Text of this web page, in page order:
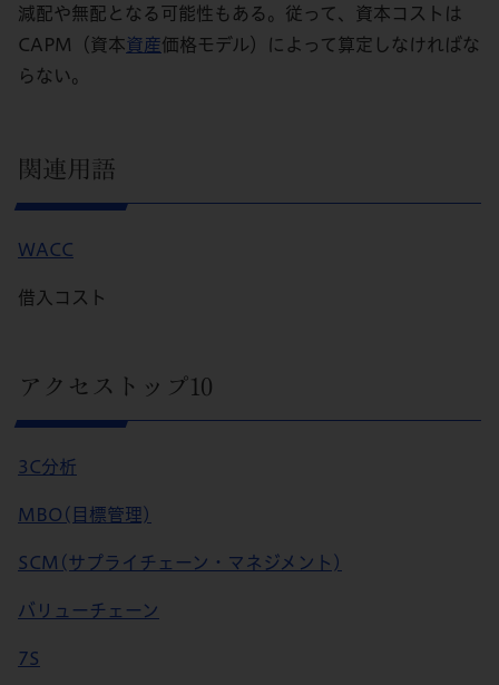
減配や無配となる可能性もある。従って、資本コストは
CAPM（資本資産価格モデル）によって算定しなければな
らない。
関連用語
WACC
借入コスト
アクセストップ10
3C分析
MBO(目標管理)
SCM(サプライチェーン・マネジメント)
バリューチェーン
7S